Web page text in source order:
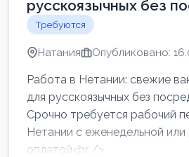
русскоязычных без
Требуются
Натания Опубликовано:
Работа в Нетании: свежие
для русскоязычных без
Срочно требуется рабочий
Нетании с еженедельной или
оплатой<br />